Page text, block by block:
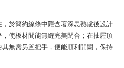
於簡約線條中隱含著深思熟慮後設計
使板材間能無縫完美閉合；在抽屜頂
無需另置把手，便能順利開闔，保持